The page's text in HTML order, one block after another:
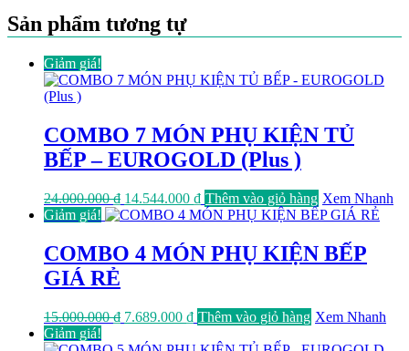
Sản phẩm tương tự
Giảm giá!
COMBO 7 MÓN PHỤ KIỆN TỦ
BẾP – EUROGOLD (Plus )
24.000.000₫ Giá
gốc
24.000.000 ₫.
14.544.000 ₫Giá
hiện
là:
14.544.000 ₫.
Thêm vào giỏ hàng Xem Nhanh
Giảm giá!
COMBO 4 MÓN PHỤ KIỆN BẾP
GIÁ RẺ
15.000.000₫ Giá
7.689.000 ₫Giá
Thêm vào giỏ hàng Xem Nhanh
Giảm giá!